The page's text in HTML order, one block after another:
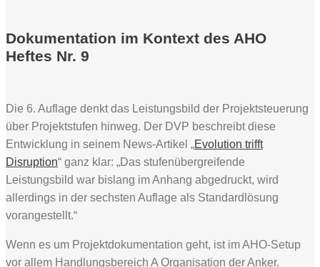
Dokumentation im Kontext des AHO
Heftes Nr. 9
Die 6. Auflage denkt das Leistungsbild der Projektsteuerung
über Projektstufen hinweg. Der DVP beschreibt diese
Entwicklung in seinem News-Artikel „Evolution trifft
Disruption“ ganz klar: „Das stufenübergreifende
Leistungsbild war bislang im Anhang abgedruckt, wird
allerdings in der sechsten Auflage als Standardlösung
vorangestellt.“
Wenn es um Projektdokumentation geht, ist im AHO-Setup
vor allem Handlungsbereich A Organisation der Anker.